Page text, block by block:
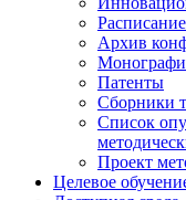
Архив
Патенты
Сборники
Список
Проект
Целевое